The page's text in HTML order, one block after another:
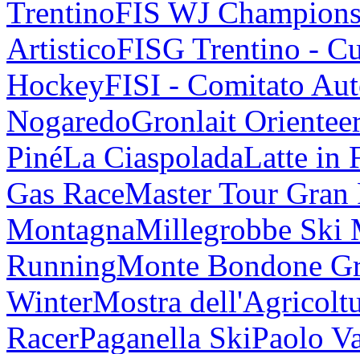
TrentinoFIS WJ
ArtisticoFISG Trentino -
HockeyFISI - Comitato
NogaredoGronlait
PinéLa CiaspoladaLatte in
Gas RaceMaster Tour Gran
MontagnaMillegrobbe Ski
RunningMonte Bondone
WinterMostra
RacerPaganella SkiPaolo